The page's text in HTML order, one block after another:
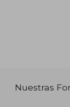
Nuestras